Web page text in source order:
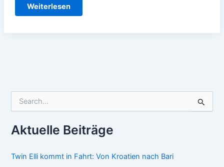
T55
Weiterlesen
h
e
n
Aktuelle Beiträge
Twin Elli kommt in Fahrt: Von Kroatien nach Bari